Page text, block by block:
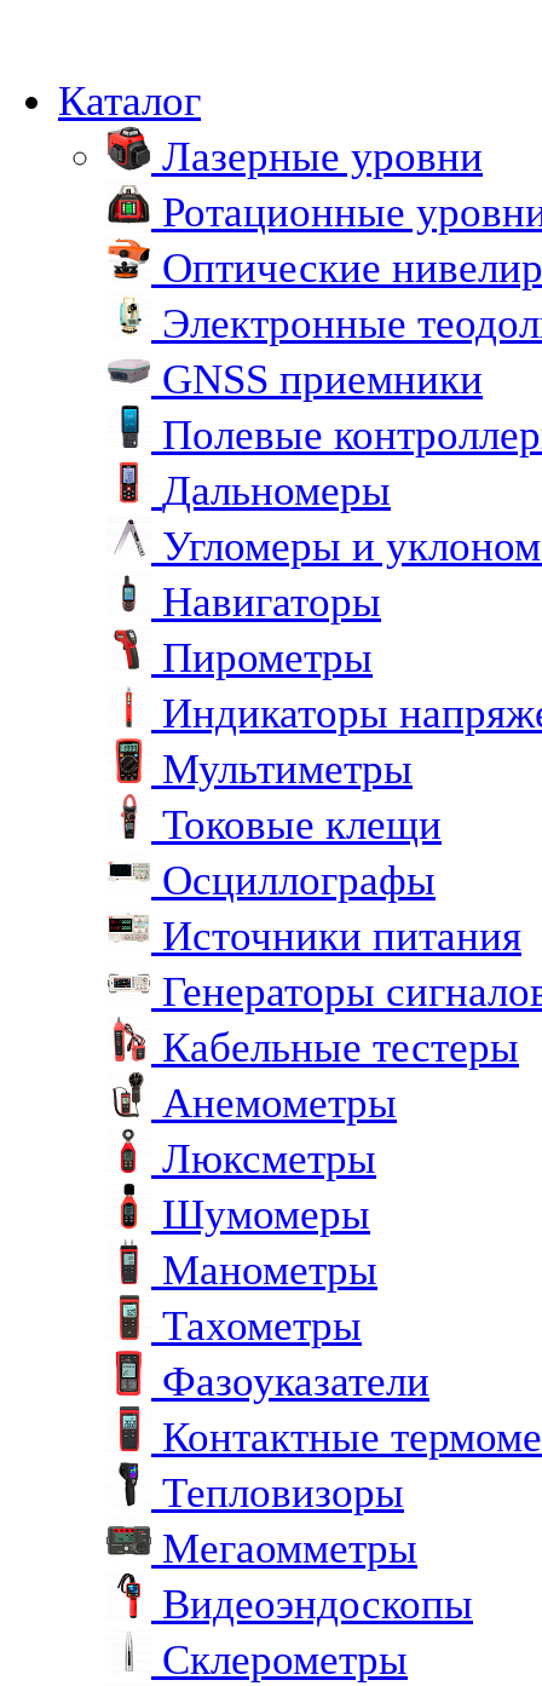
Каталог
Лазерные уровни
Ротационные
Оптические
Электронные
GNSS приемники
Полевые
Дальномеры
Угломеры и
Навигаторы
Пирометры
Индикаторы
Мультиметры
Токовые клещи
Осциллографы
Источники питания
Генераторы
Кабельные тестеры
Анемометры
Люксметры
Шумомеры
Манометры
Тахометры
Фазоуказатели
Контактные
Тепловизоры
Мегаомметры
Видеоэндоскопы
Склерометры